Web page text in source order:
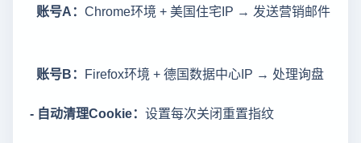
账号A： Chrome环境 + 美国住宅IP → 发送营销邮件
账号B： Firefox环境 + 德国数据中心IP → 处理询盘
- 自动清理Cookie： 设置每次关闭重置指纹